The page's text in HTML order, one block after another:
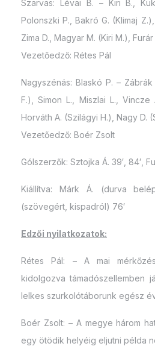
Szarvas: Lévai B. – Kiri B.,
Polonszki P., Bakró G. (Klimaj
Zima D., Magyar M. (Kiri M.),
Vezetőedző: Rétes Pál
Nagyszénás: Blaskó P. –
F.), Simon L., Miszlai L.,
Horváth A. (Szilágyi H.), Nagy D.
Vezetőedző: Boér Zsolt
Gólszerzők: Sztojka Á. 39′, 84′,
Kiállítva: Márk Á. (durva
(szövegért, kispadról) 76′
Edzői nyilatkozatok:
Rétes Pál: – A mai
kidolgozva támadószellemben
lelkes szurkolótáborunk egész
Boér Zsolt: – A megye három
egy ötödik helyéig eljutni példa